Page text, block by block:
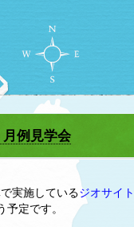
例見学会
実施しているジオサイ
定です。